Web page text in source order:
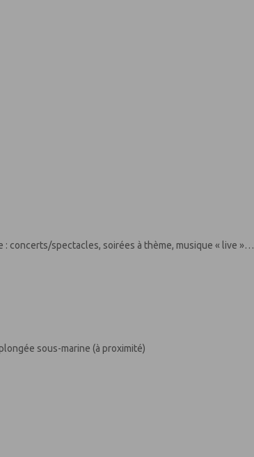
concerts/spectacles, soirées à thème, musique « live »…
sous-marine (à proximité)